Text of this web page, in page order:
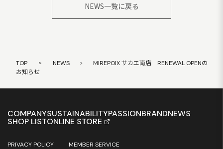
NEWS一覧に戻る
TOP > NEWS >
MIREPOIX サカエ南店 RENEWAL OPENの
お知らせ
COMPANYSUSTAINABILITYPASSIONBRANDNEWS
SHOP LISTONLINE STORE
PRIVACY POLICY MEMBER SERVICE